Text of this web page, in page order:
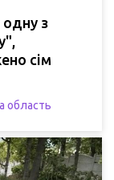
одну з
сім
область